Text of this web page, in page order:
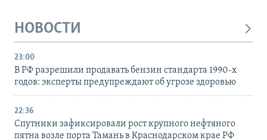
НОВОСТИ
23:00
В РФ разрешили продавать бензин стандарта 1990-х
годов: эксперты предупреждают об угрозе здоровью
22:36
Спутники зафиксировали рост крупного нефтяного
пятна возле порта Тамань в Краснодарском крае РФ